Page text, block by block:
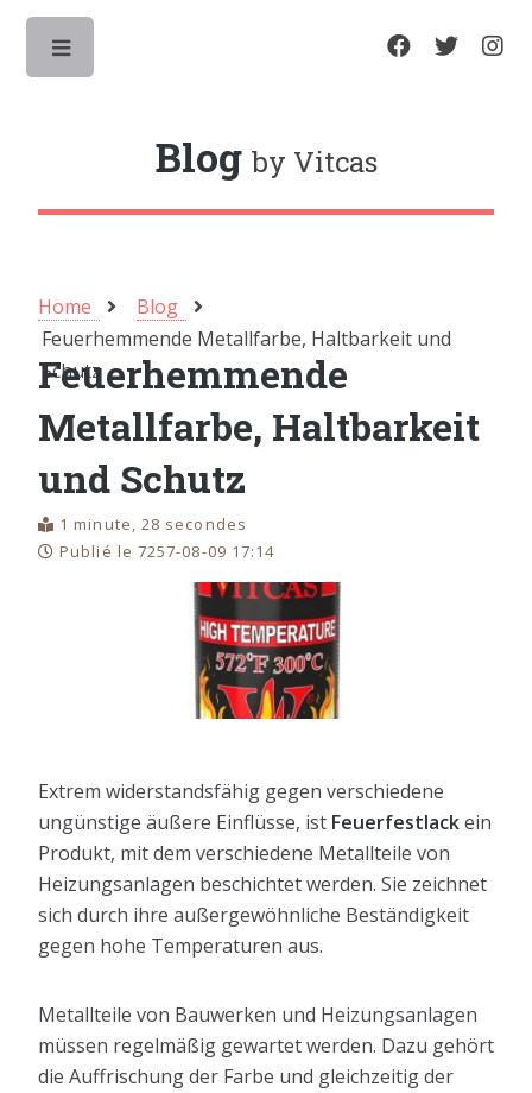
Blog by Vitcas
Home
Blog
Feuerhemmende Metallfarbe, Haltbarkeit und
Schutz
Feuerhemmende
Metallfarbe, Haltbarkeit
und Schutz
1 minute, 28 secondes
Publié le 7257-08-09 17:14
Extrem widerstandsfähig gegen verschiedene
ungünstige äußere Einflüsse, ist Feuerfestlackein
Produkt, mit dem verschiedene Metallteile von
Heizungsanlagen beschichtet werden. Sie zeichnet
sich durch ihre außergewöhnliche Beständigkeit
gegen hohe Temperaturen aus.
Metallteile von Bauwerken und Heizungsanlagen
müssen regelmäßig gewartet werden. Dazu gehört
die Auffrischung der Farbe und gleichzeitig der